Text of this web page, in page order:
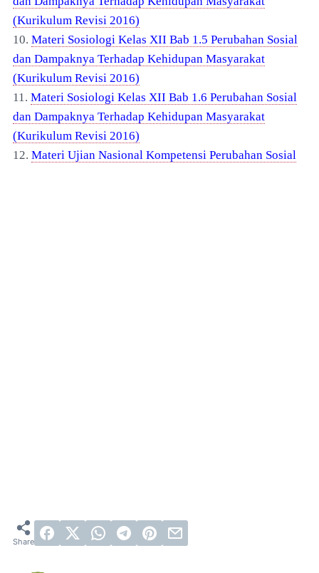
(Kurikulum Revisi 2016)
10. Materi Sosiologi Kelas XII Bab 1.5 Perubahan Sosial
dan Dampaknya Terhadap Kehidupan Masyarakat
(Kurikulum Revisi 2016)
11. Materi Sosiologi Kelas XII Bab 1.6 Perubahan Sosial
dan Dampaknya Terhadap Kehidupan Masyarakat
(Kurikulum Revisi 2016)
12. Materi Ujian Nasional Kompetensi Perubahan Sosial